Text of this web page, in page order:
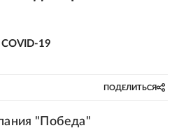
19
ПОДЕЛИТЬСЯ
"Победа"